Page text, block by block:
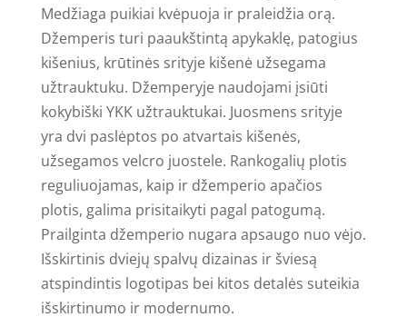
Medžiaga puikiai kvėpuoja ir praleidžia orą.
Džemperis turi paaukštintą apykaklę, patogius
kišenius, krūtinės srityje kišenė užsegama
užtrauktuku. Džemperyje naudojami įsiūti
kokybiški YKK užtrauktukai. Juosmens srityje
yra dvi paslėptos po atvartais kišenės,
užsegamos velcro juostele. Rankogalių plotis
reguliuojamas, kaip ir džemperio apačios
plotis, galima prisitaikyti pagal patogumą.
Prailginta džemperio nugara apsaugo nuo vėjo.
Išskirtinis dviejų spalvų dizainas ir šviesą
atspindintis logotipas bei kitos detalės suteikia
išskirtinumo ir modernumo.